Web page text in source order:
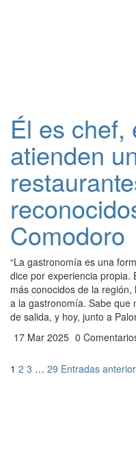
Él es chef,
atienden
Comodoro
“La gastronomía es una
dice por experiencia propia.
más conocidos de la
a la gastronomía. Sabe que
de salida, y hoy, junto a
17 Mar 2025 0
Paginación
1 2 3 … 29 Entradas